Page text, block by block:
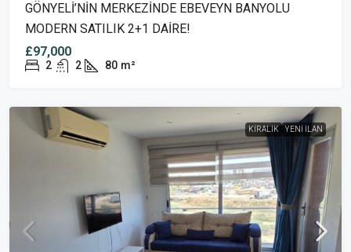
GÖNYELİ’NİN MERKEZİNDE EBEVEYN BANYOLU
MODERN SATILIK 2+1 DAİRE!
£97,000
2 2 80 m²
KIRALIK YENI İLAN